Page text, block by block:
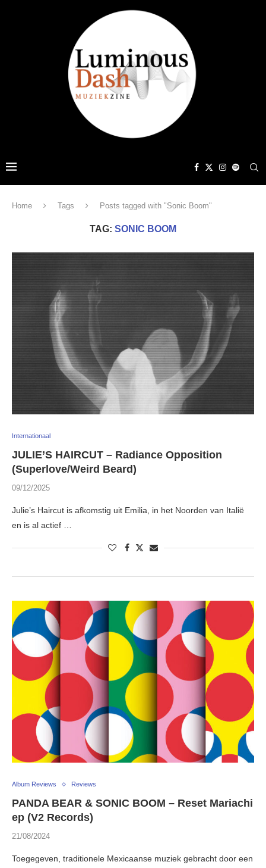
Home Tags Posts tagged with "Sonic Boom"
TAG: SONIC BOOM
Internationaal
JULIE’S HAIRCUT – Radiance Opposition
(Superlove/Weird Beard)
09/12/2025
Julie’s Haircut is afkomstig uit Emilia, in het Noorden van Italië
en is al actief …
Album Reviews Reviews
PANDA BEAR & SONIC BOOM – Reset Mariachi
ep (V2 Records)
21/08/2024
Toegegeven, traditionele Mexicaanse muziek gebracht door een